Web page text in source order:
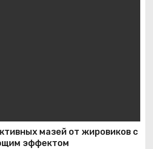
мазей от жировиков с
эффектом